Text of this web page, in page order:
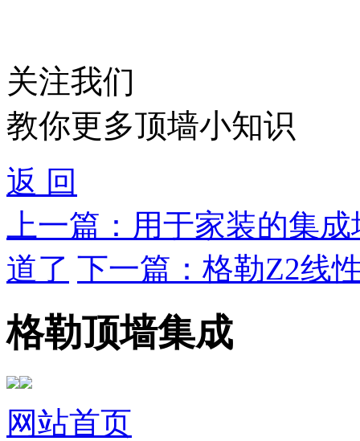
关注我们
教你更多顶墙小知识
返 回
上一篇： 用于家装的集
道了 下一篇： 格勒Z2线
格勒顶墙集成
网站首页